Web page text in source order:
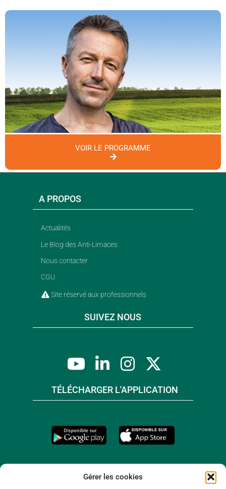
Gérer les cookies
VOIR LE PROGRAMME
A PROPOS
Actualités
Le Blog des Anti-Limaces
Nous contacter
CGU
Site réservé aux professionnels
SUIVEZ NOUS
TÉLÉCHARGER L'APPLICATION